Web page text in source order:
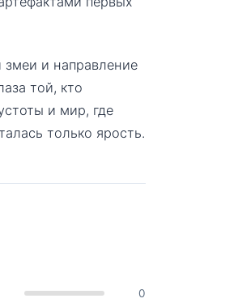
и направление
той, кто
и мир, где
только ярость.
0